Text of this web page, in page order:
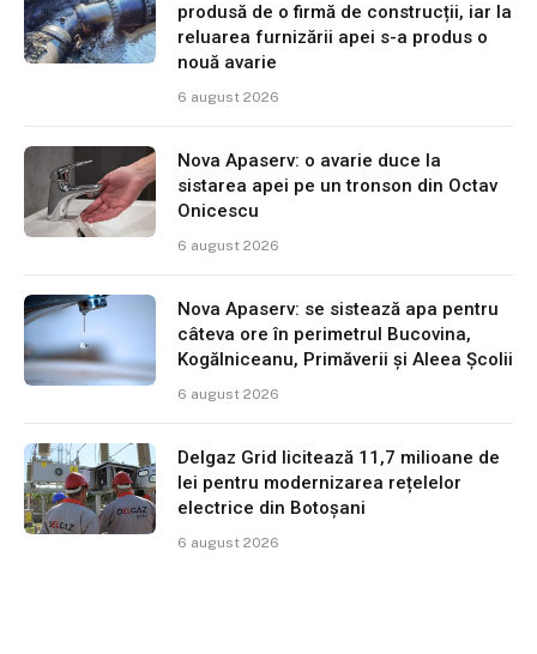
produsă de o firmă de construcții, iar la
reluarea furnizării apei s-a produs o
nouă avarie
6 august 2026
Nova Apaserv: o avarie duce la
sistarea apei pe un tronson din Octav
Onicescu
6 august 2026
Nova Apaserv: se sistează apa pentru
câteva ore în perimetrul Bucovina,
Kogălniceanu, Primăverii și Aleea Școlii
6 august 2026
Delgaz Grid licitează 11,7 milioane de
lei pentru modernizarea rețelelor
electrice din Botoșani
6 august 2026